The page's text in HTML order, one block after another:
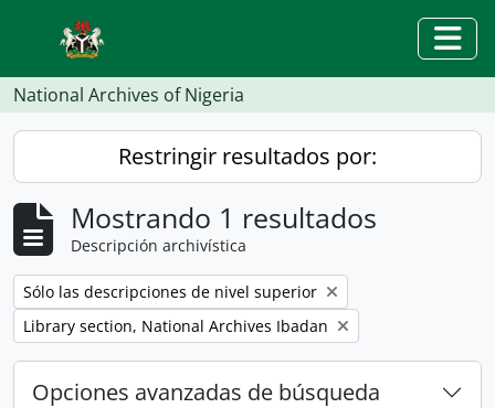
Skip to main content
National Archives of Nigeria
Restringir resultados por:
Mostrando 1 resultados
Descripción archivística
Remove filter:
Sólo las descripciones de nivel superior
Remove filter:
Library section, National Archives Ibadan
Opciones avanzadas de búsqueda